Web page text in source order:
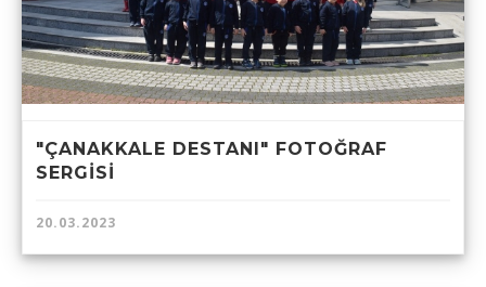
"ÇANAKKALE DESTANI" FOTOĞRAF
SERGİSİ
20.03.2023